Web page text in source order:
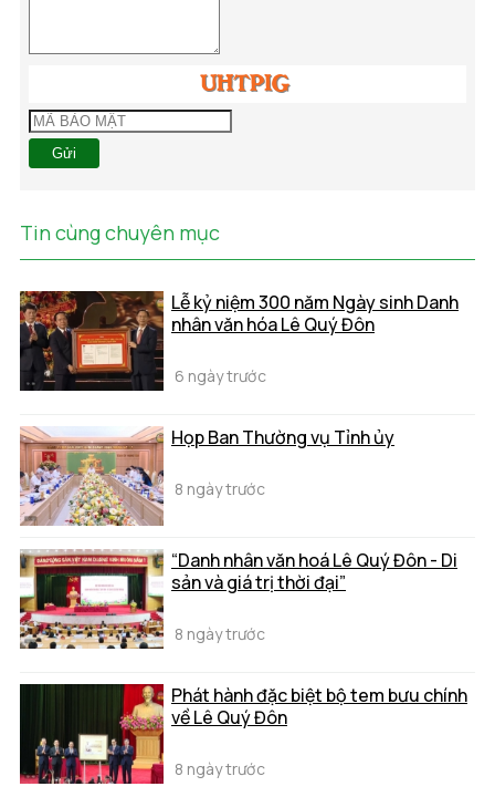
Gửi
Tin cùng chuyên mục
Lễ kỷ niệm 300 năm Ngày sinh Danh
nhân văn hóa Lê Quý Đôn
6 ngày trước
Họp Ban Thường vụ Tỉnh ủy
8 ngày trước
“Danh nhân văn hoá Lê Quý Đôn - Di
sản và giá trị thời đại”
8 ngày trước
Phát hành đặc biệt bộ tem bưu chính
về Lê Quý Đôn
8 ngày trước